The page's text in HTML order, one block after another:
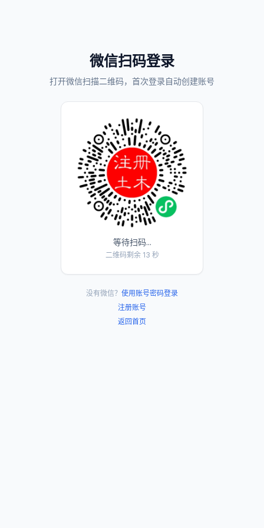
微信扫码登录
打开微信扫描二维码，首次登录自动创建账号
等待扫码...
二维码剩余 13 秒
没有微信？ 使用账号密码登录
注册账号
返回首页